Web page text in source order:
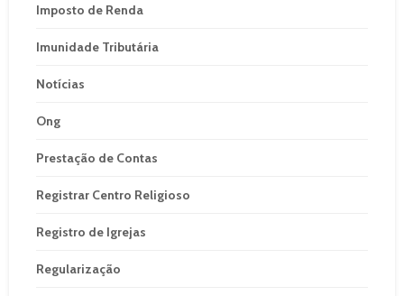
Imposto de Renda
Imunidade Tributária
Notícias
Ong
Prestação de Contas
Registrar Centro Religioso
Registro de Igrejas
Regularização